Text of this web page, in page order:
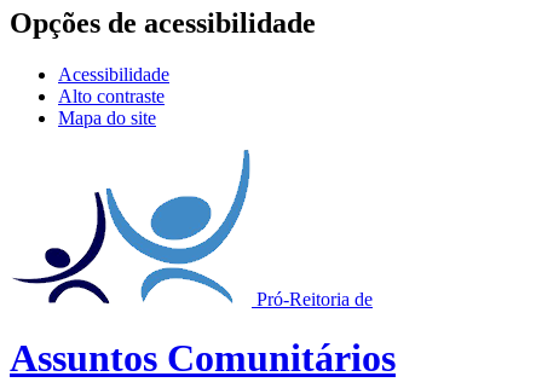
Acesso à informação
Opções de acessibilidade
Acessibilidade
Alto contraste
Mapa do site
Pró-Reitoria de
Assuntos Comunitários